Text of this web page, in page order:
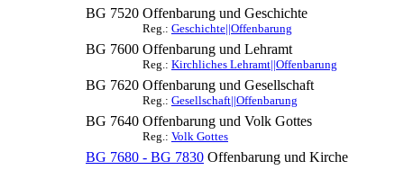
BG 7520 Offenbarung und Geschichte
Reg.: Geschichte||Offenbarung
BG 7600 Offenbarung und Lehramt
Reg.: Kirchliches Lehramt||Offenbarung
BG 7620 Offenbarung und Gesellschaft
Reg.: Gesellschaft||Offenbarung
BG 7640 Offenbarung und Volk Gottes
Reg.: Volk Gottes
BG 7680 - BG 7830 Offenbarung und Kirche